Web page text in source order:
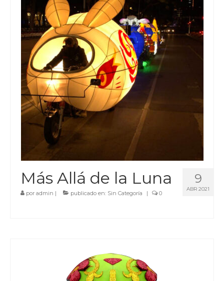
(55) 6909-9102
9
ABR 2021
Más Allá de la Luna
por admin | publicado en: Sin Categoría | 0